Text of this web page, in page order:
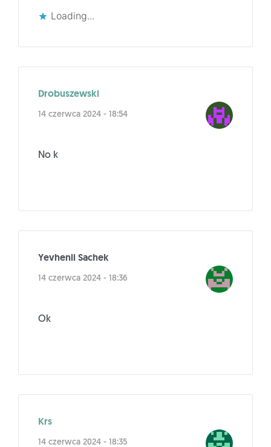
Loading...
Drobuszewski
14 czerwca 2024 - 18:54
No k
Yevhenii Sachek
14 czerwca 2024 - 18:36
Ok
Krs
14 czerwca 2024 - 18:35